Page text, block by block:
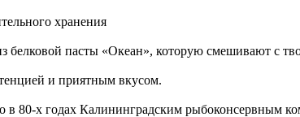
хранения
белковой пасты «Океан», которую смешивают с
и приятным вкусом.
в 80-х годах Калининградским рыбоконсервным